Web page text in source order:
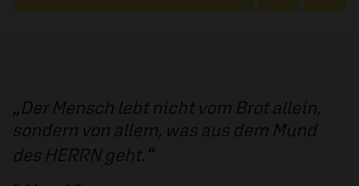
Der Mensch lebt nicht vom Brot allein,
sondern von allem, was aus dem Mund
des HERRN geht.